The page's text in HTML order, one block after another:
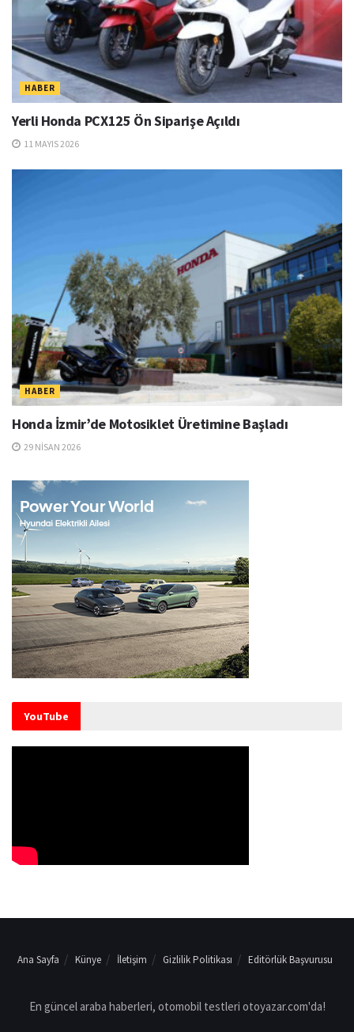
HABER
Yerli Honda PCX125 Ön Siparişe Açıldı
11 MAYIS 2026
HABER
Honda İzmir’de Motosiklet Üretimine Başladı
29 NISAN 2026
YouTube
Ana Sayfa Künye İletişim Gizlilik Politikası Editörlük Başvurusu
En güncel araba haberleri, otomobil testleri otoyazar.com'da!